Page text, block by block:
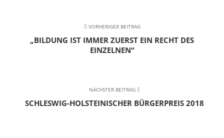
VORHERIGER BEITRAG
„BILDUNG IST IMMER ZUERST EIN RECHT DES
EINZELNEN“
NÄCHSTER BEITRAG
SCHLESWIG-HOLSTEINISCHER BÜRGERPREIS 2018